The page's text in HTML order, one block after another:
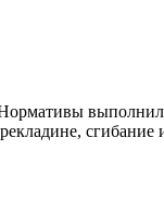
сгибание